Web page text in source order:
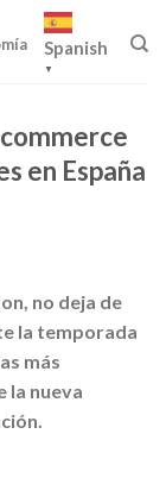
Spanish
▼
en España
no deja de
la temporada
más
la nueva